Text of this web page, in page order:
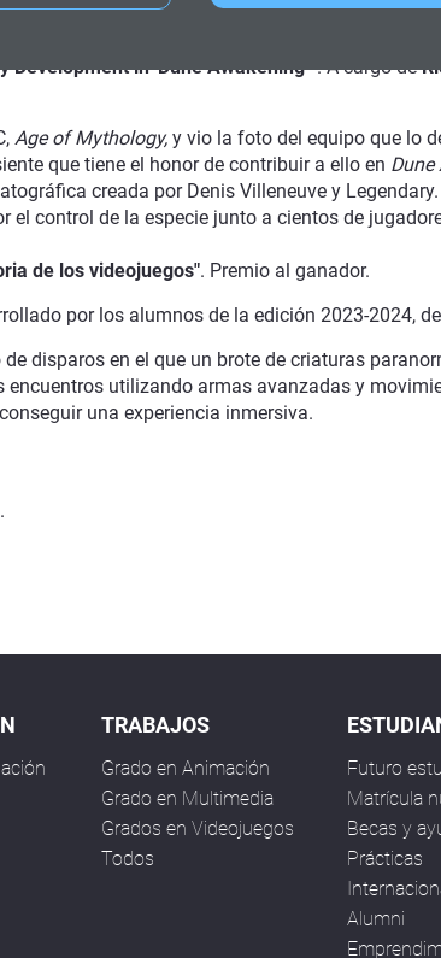
Development in 'Dune Awakening'”. A cargo de
Age of Mythology, y vio la foto del equipo que lo
que tiene el honor de contribuir a ello en Dune
creada por Denis Villeneuve y
el control de la especie junto a cientos de
de los videojuegos". Premio al ganador.
por los alumnos de la edición 2023-2024,
disparos en el que un brote de criaturas
utilizando armas avanzadas y
una experiencia inmersiva.
TRABAJOS
Grado en Animación
Grado en Multimedia
Grados en Videojuegos
Todos
Futuro
Matrícula
Becas y
Prácticas
Alumni